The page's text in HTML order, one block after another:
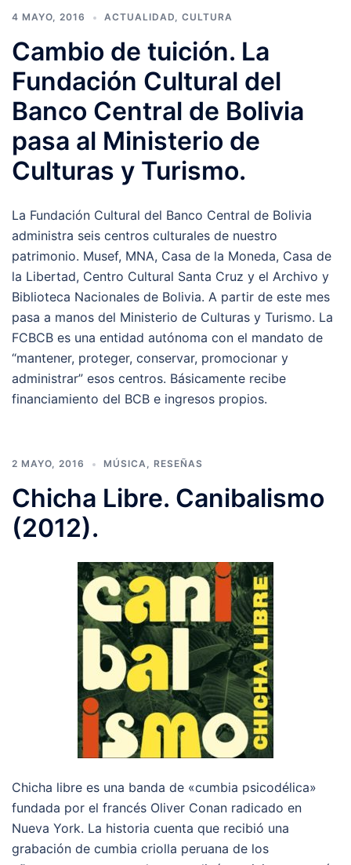
4 MAYO, 2016 ACTUALIDAD, CULTURA
Cambio de tuición. La
Fundación Cultural del
Banco Central de Bolivia
pasa al Ministerio de
Culturas y Turismo.
La Fundación Cultural del Banco Central de Bolivia
administra seis centros culturales de nuestro
patrimonio. Musef, MNA, Casa de la Moneda, Casa de
la Libertad, Centro Cultural Santa Cruz y el Archivo y
Biblioteca Nacionales de Bolivia. A partir de este mes
pasa a manos del Ministerio de Culturas y Turismo. La
FCBCB es una entidad autónoma con el mandato de
“mantener, proteger, conservar, promocionar y
administrar” esos centros. Básicamente recibe
financiamiento del BCB e ingresos propios.
2 MAYO, 2016 MÚSICA, RESEÑAS
Chicha Libre. Canibalismo
(2012).
Chicha libre es una banda de «cumbia psicodélica»
fundada por el francés Oliver Conan radicado en
Nueva York. La historia cuenta que recibió una
grabación de cumbia criolla peruana de los